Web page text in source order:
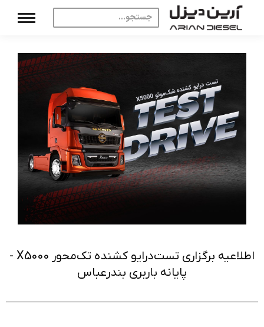
اطلاعیه برگزاری تست‌درایو کشنده تک‌محور X5000 -
پایانه باربری بندرعباس